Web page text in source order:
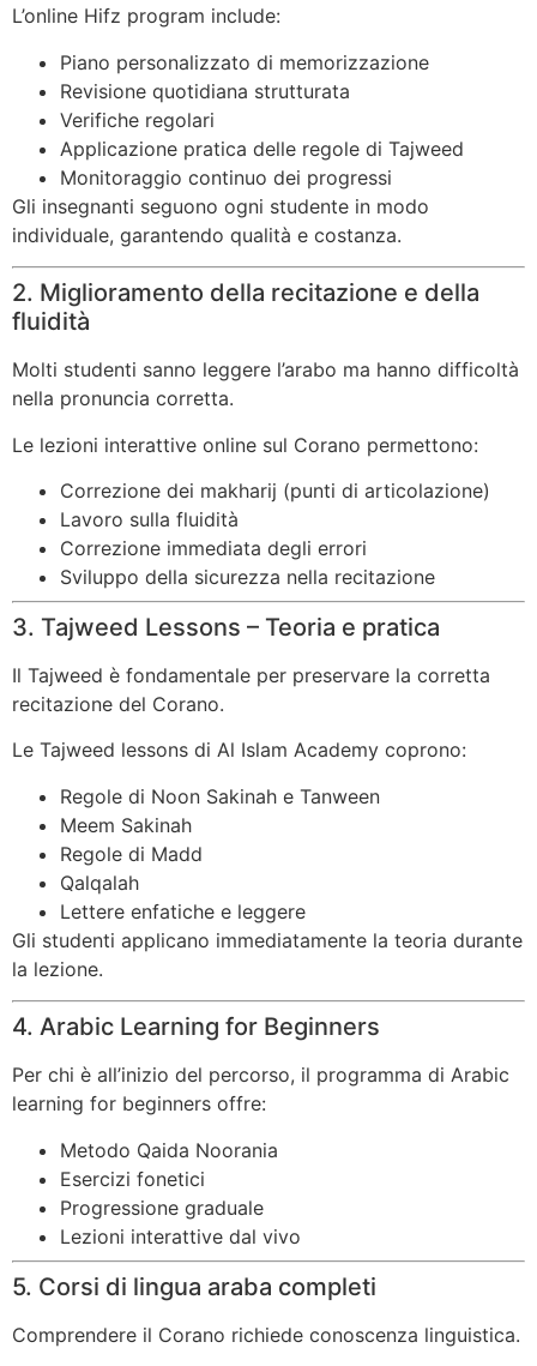
L’online Hifz program include:
Piano personalizzato di memorizzazione
Revisione quotidiana strutturata
Verifiche regolari
Applicazione pratica delle regole di Tajweed
Monitoraggio continuo dei progressi
Gli insegnanti seguono ogni studente in modo
individuale, garantendo qualità e costanza.
2. Miglioramento della recitazione e della
fluidità
Molti studenti sanno leggere l’arabo ma hanno difficoltà
nella pronuncia corretta.
Le lezioni interattive online sul Corano permettono:
Correzione dei makharij (punti di articolazione)
Lavoro sulla fluidità
Correzione immediata degli errori
Sviluppo della sicurezza nella recitazione
3. Tajweed Lessons – Teoria e pratica
Il Tajweed è fondamentale per preservare la corretta
recitazione del Corano.
Le Tajweed lessons di Al Islam Academy coprono:
Regole di Noon Sakinah e Tanween
Meem Sakinah
Regole di Madd
Qalqalah
Lettere enfatiche e leggere
Gli studenti applicano immediatamente la teoria durante
la lezione.
4. Arabic Learning for Beginners
Per chi è all’inizio del percorso, il programma di Arabic
learning for beginners offre:
Metodo Qaida Noorania
Esercizi fonetici
Progressione graduale
Lezioni interattive dal vivo
5. Corsi di lingua araba completi
Comprendere il Corano richiede conoscenza linguistica.